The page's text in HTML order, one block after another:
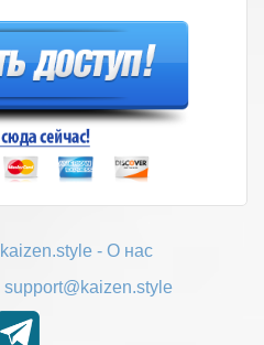
kaizen.style- О нас
support@kaizen.style